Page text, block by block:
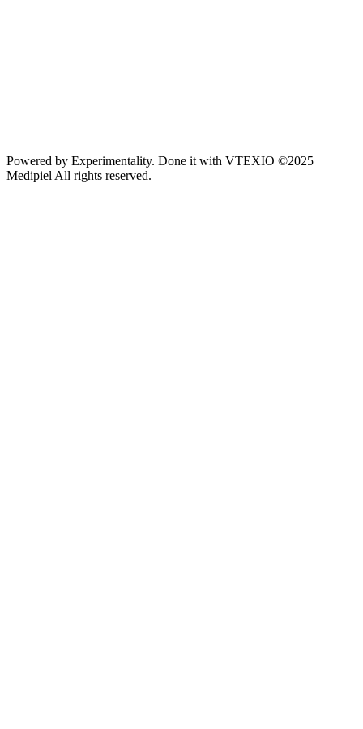
Powered by Experimentality. Done it with VTEXIO ©2025
MedipielAll rights reserved.